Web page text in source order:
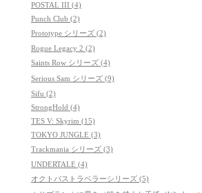
POSTAL III (4)
Punch Club (2)
Prototype シリーズ (2)
Rogue Legacy 2 (2)
Saints Row シリーズ (4)
Serious Sam シリーズ (9)
Sifu (2)
StrongHold (4)
TES V: Skyrim (15)
TOKYO JUNGLE (3)
Trackmania シリーズ (3)
UNDERTALE (4)
オクトパストラベラーシリーズ (5)